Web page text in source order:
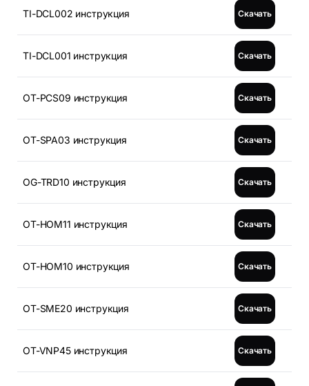
TI-DCL002 инструкция Скачать
TI-DCL001 инструкция Скачать
OT-PCS09 инструкция Скачать
OT-SPA03 инструкция Скачать
OG-TRD10 инструкция Скачать
OT-HOM11 инструкция Скачать
OT-HOM10 инструкция Скачать
OT-SME20 инструкция Скачать
OT-VNP45 инструкция Скачать